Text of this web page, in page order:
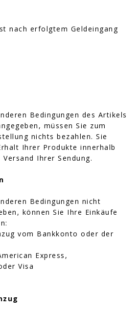
nach erfolgtem Geldeingang
Bedingungen des Artikels
müssen Sie zum
nichts bezahlen. Sie
Ihrer Produkte innerhalb
Ihrer Sendung.
Bedingungen nicht
können Sie Ihre Einkäufe
vom Bankkonto oder der
Express,
Visa